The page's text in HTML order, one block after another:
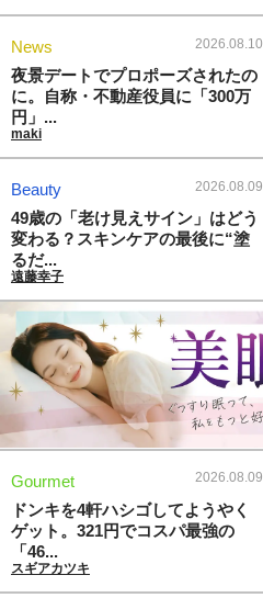
News 2026.08.10
夜景デートでプロポーズされたの
に。自称・不動産役員に「300万
円」...
maki
Beauty 2026.08.09
49歳の「老け見えサイン」はどう
変わる？スキンケアの最後に“塗
るだ...
遠藤幸子
Gourmet 2026.08.09
ドンキを4軒ハシゴしてようやく
ゲット。321円でコスパ最強の
「46...
スギアカツキ